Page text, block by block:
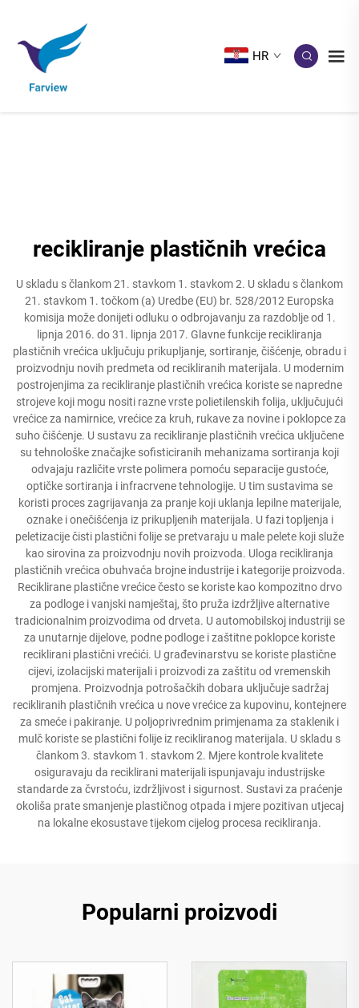
HR
recikliranje plastičnih vrećica
U skladu s člankom 21. stavkom 1. stavkom 2. U skladu s člankom
21. stavkom 1. točkom (a) Uredbe (EU) br. 528/2012 Europska
komisija može donijeti odluku o odbrojavanju za razdoblje od 1.
lipnja 2016. do 31. lipnja 2017. Glavne funkcije recikliranja
plastičnih vrećica uključuju prikupljanje, sortiranje, čišćenje, obradu i
proizvodnju novih predmeta od recikliranih materijala. U modernim
postrojenjima za recikliranje plastičnih vrećica koriste se napredne
strojeve koji mogu nositi razne vrste polietilenskih folija, uključujući
vrećice za namirnice, vrećice za kruh, rukave za novine i poklopce za
suho čišćenje. U sustavu za recikliranje plastičnih vrećica uključene
su tehnološke značajke sofisticiranih mehanizama sortiranja koji
odvajaju različite vrste polimera pomoću separacije gustoće,
optičke sortiranja i infracrvene tehnologije. U tim sustavima se
koristi proces zagrijavanja za pranje koji uklanja lepilne materijale,
oznake i onečišćenja iz prikupljenih materijala. U fazi topljenja i
peletizacije čisti plastični folije se pretvaraju u male pelete koji služe
kao sirovina za proizvodnju novih proizvoda. Uloga recikliranja
plastičnih vrećica obuhvaća brojne industrije i kategorije proizvoda.
Reciklirane plastične vrećice često se koriste kao kompozitno drvo
za podloge i vanjski namještaj, što pruža izdržljive alternative
tradicionalnim proizvodima od drveta. U automobilskoj industriji se
za unutarnje dijelove, podne podloge i zaštitne poklopce koriste
reciklirani plastični vrećići. U građevinarstvu se koriste plastične
cijevi, izolacijski materijali i proizvodi za zaštitu od vremenskih
promjena. Proizvodnja potrošačkih dobara uključuje sadržaj
recikliranih plastičnih vrećica u nove vrećice za kupovinu, kontejnere
za smeće i pakiranje. U poljoprivrednim primjenama za staklenik i
mulč koriste se plastični folije iz recikliranog materijala. U skladu s
člankom 3. stavkom 1. stavkom 2. Mjere kontrole kvalitete
osiguravaju da reciklirani materijali ispunjavaju industrijske
standarde za čvrstoću, izdržljivost i sigurnost. Sustavi za praćenje
okoliša prate smanjenje plastičnog otpada i mjere pozitivan utjecaj
na lokalne ekosustave tijekom cijelog procesa recikliranja.
Popularni proizvodi